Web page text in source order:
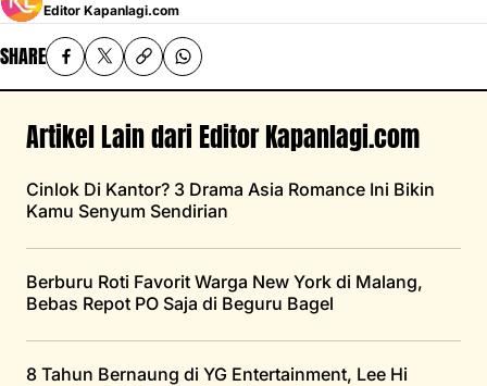
Editor Kapanlagi.com
SHARE
Artikel Lain dari Editor Kapanlagi.com
Cinlok Di Kantor? 3 Drama Asia Romance Ini Bikin
Kamu Senyum Sendirian
Berburu Roti Favorit Warga New York di Malang,
Bebas Repot PO Saja di Beguru Bagel
8 Tahun Bernaung di YG Entertainment, Lee Hi